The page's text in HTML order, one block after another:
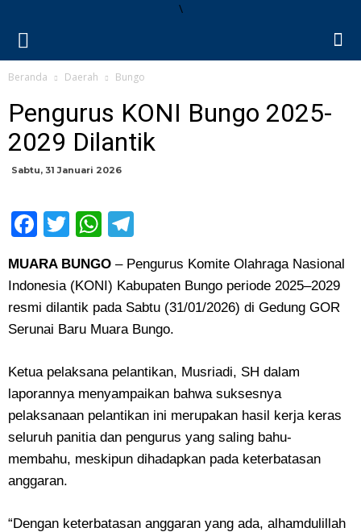
\
Beranda Daerah Bungo
Pengurus KONI Bungo 2025-
2029 Dilantik
Sabtu, 31 Januari 2026
Facebook
TwitterWhatsApp
MUARA BUNGO – Pengurus Komite Olahraga Nasional
Indonesia (KONI) Kabupaten Bungo periode 2025–2029
resmi dilantik pada Sabtu (31/01/2026) di Gedung GOR
Serunai Baru Muara Bungo.
Ketua pelaksana pelantikan, Musriadi, SH dalam
laporannya menyampaikan bahwa suksesnya
pelaksanaan pelantikan ini merupakan hasil kerja keras
seluruh panitia dan pengurus yang saling bahu-
membahu, meskipun dihadapkan pada keterbatasan
anggaran.
“Dengan keterbatasan anggaran yang ada, alhamdulillah